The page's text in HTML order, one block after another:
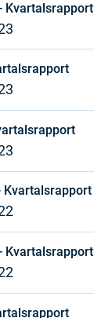
Kvartalsrapport
Kvartalsrapport
Kvartalsrapport